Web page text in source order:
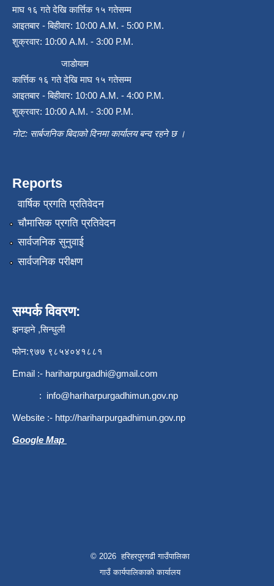
माघ १६ गते देखि कार्त्तिक १५ गतेसम्म
आइतबार - बिहीवार: 10:00 A.M. - 5:00 P.M.
शुक्रवार: 10:00 A.M. - 3:00 P.M.
जाडोयाम
कार्त्तिक १६ गते देखि माघ १५ गतेसम्म
आइतबार - बिहीवार: 10:00 A.M. - 4:00 P.M.
शुक्रवार: 10:00 A.M. - 3:00 P.M.
नोट: सार्बजनिक बिदाको दिनमा कार्यालय बन्द रहने छ ।
Reports
वार्षिक प्रगति प्रतिवेदन
चौमासिक प्रगति प्रतिवेदन
सार्वजनिक सुनुवाई
सार्वजनिक परीक्षण
सम्पर्क विवरण:
झनझने ,सिन्धुली
फोन:९७७ ९८५४०४१८८१
Email :- hariharpurgadhi@gmail.com
: info@hariharpurgadhimun.gov.np
Website :- http://hariharpurgadhimun.gov.np
Google Map
© 2026 हरिहरपुरगढी गाउँपालिका
गाउँ कार्यपालिकाको कार्यालय